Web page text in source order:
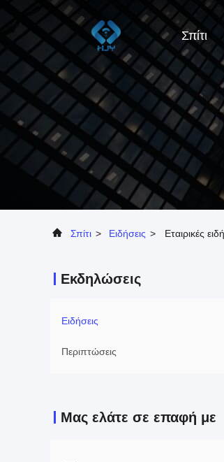
Σπίτι
Σπίτι > Ειδήσεις > Εταιρικές
Εκδηλώσεις
Ειδήσεις
Περιπτώσεις
Μας ελάτε σε επαφή με